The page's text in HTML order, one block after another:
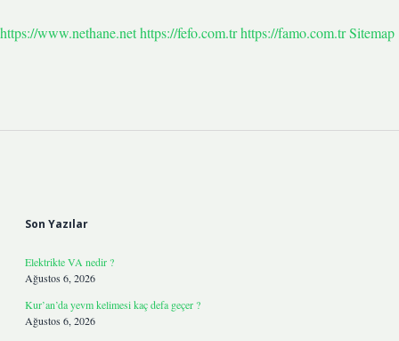
https://www.nethane.nethttps://fefo.com.trhttps://famo.com.trSitemap
Son Yazılar
Elektrikte VA nedir ?
Ağustos 6, 2026
Kur’an’da yevm kelimesi kaç defa geçer ?
Ağustos 6, 2026